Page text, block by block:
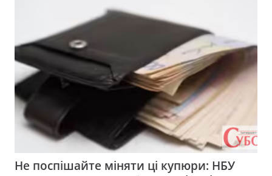
Не поспішайте міняти ці купюри: НБУ